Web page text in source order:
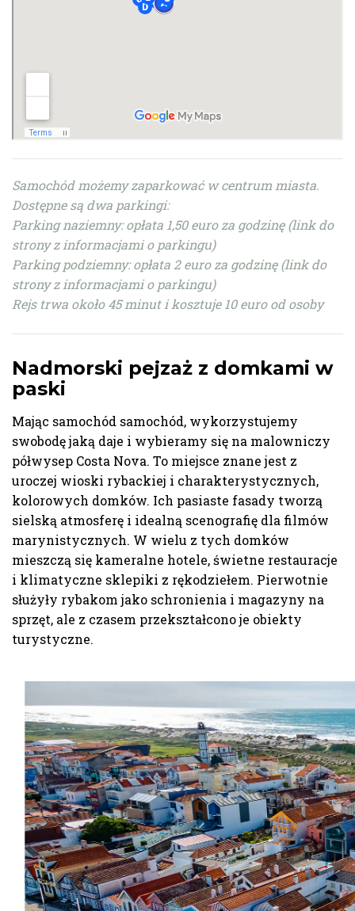
Samochód możemy zaparkować w centrum miasta.
Dostępne są dwa parkingi:
Parking naziemny: opłata 1,50 euro za godzinę (link do
strony z informacjami o parkingu)
Parking podziemny: opłata 2 euro za godzinę (link do
strony z informacjami o parkingu)
Rejs trwa około 45 minut i kosztuje 10 euro od osoby
Nadmorski pejzaż z domkami w
paski
Mając samochód samochód, wykorzystujemy
swobodę jaką daje i wybieramy się na malowniczy
półwysep Costa Nova. To miejsce znane jest z
uroczej wioski rybackiej i charakterystycznych,
kolorowych domków. Ich pasiaste fasady tworzą
sielską atmosferę i idealną scenografię dla filmów
marynistycznych. W wielu z tych domków
mieszczą się kameralne hotele, świetne restauracje
i klimatyczne sklepiki z rękodziełem. Pierwotnie
służyły rybakom jako schronienia i magazyny na
sprzęt, ale z czasem przekształcono je obiekty
turystyczne.